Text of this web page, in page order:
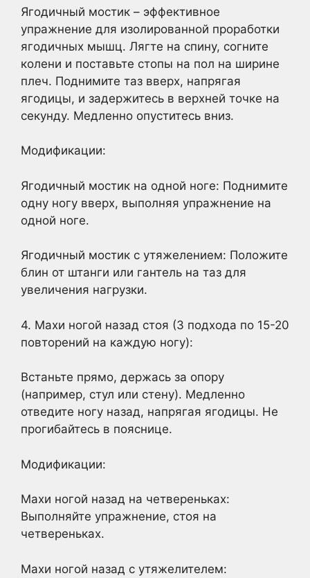
Ягодичный мостик – эффективное
упражнение для изолированной проработки
ягодичных мышц. Лягте на спину, согните
колени и поставьте стопы на пол на ширине
плеч. Поднимите таз вверх, напрягая
ягодицы, и задержитесь в верхней точке на
секунду. Медленно опуститесь вниз.
Модификации:
Ягодичный мостик на одной ноге: Поднимите
одну ногу вверх, выполняя упражнение на
одной ноге.
Ягодичный мостик с утяжелением: Положите
блин от штанги или гантель на таз для
увеличения нагрузки.
4. Махи ногой назад стоя (3 подхода по 15-20
повторений на каждую ногу):
Встаньте прямо, держась за опору
(например, стул или стену). Медленно
отведите ногу назад, напрягая ягодицы. Не
прогибайтесь в пояснице.
Модификации:
Махи ногой назад на четвереньках:
Выполняйте упражнение, стоя на
четвереньках.
Махи ногой назад с утяжелителем: